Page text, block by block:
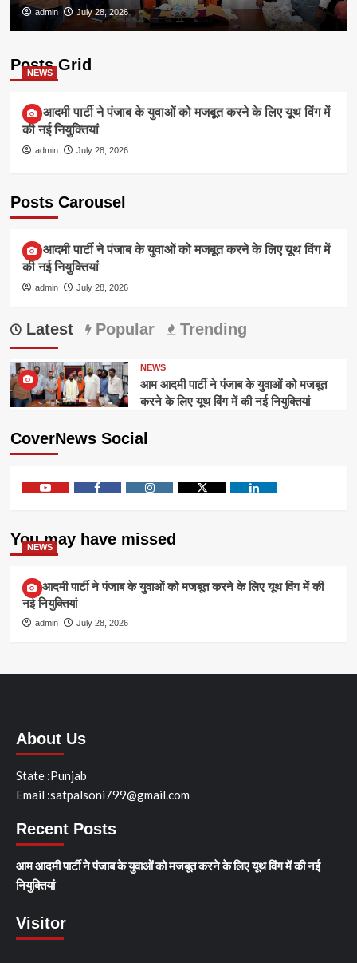
admin July 28, 2026
Posts Grid
NEWS
आम आदमी पार्टी ने पंजाब के युवाओं को मजबूत करने के लिए यूथ विंग में
की नई नियुक्तियां
admin July 28, 2026
Posts Carousel
NEWS
आम आदमी पार्टी ने पंजाब के युवाओं को मजबूत करने के लिए यूथ विंग में
की नई नियुक्तियां
admin July 28, 2026
Latest Popular Trending
NEWS
आम आदमी पार्टी ने पंजाब के युवाओं को मजबूत
करने के लिए यूथ विंग में की नई नियुक्तियां
CoverNews Social
You may have missed
NEWS
आम आदमी पार्टी ने पंजाब के युवाओं को मजबूत करने के लिए यूथ विंग में की
नई नियुक्तियां
admin July 28, 2026
About Us
State :Punjab
Email :satpalsoni799@gmail.com
Recent Posts
आम आदमी पार्टी ने पंजाब के युवाओं को मजबूत करने के लिए यूथ विंग में की नई
नियुक्तियां
Visitor